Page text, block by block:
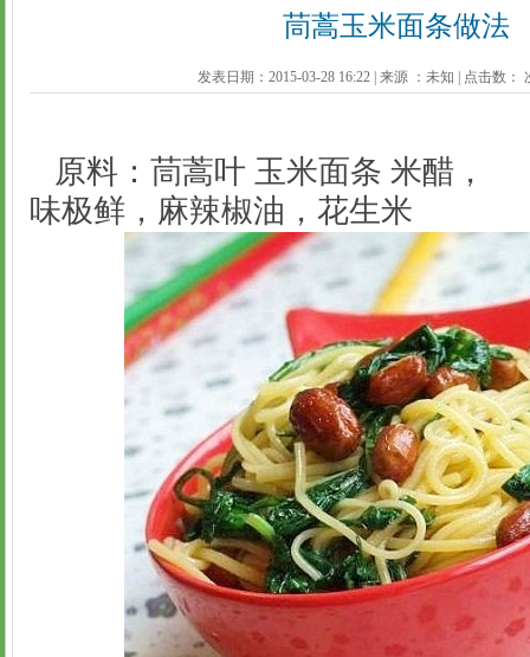
茼蒿玉米面条做法
发表日期：2015-03-28 16:22 来源 ： 未知 点击数：
原料：茼蒿叶 玉米面条 米醋，
味极鲜，麻辣椒油，花生米